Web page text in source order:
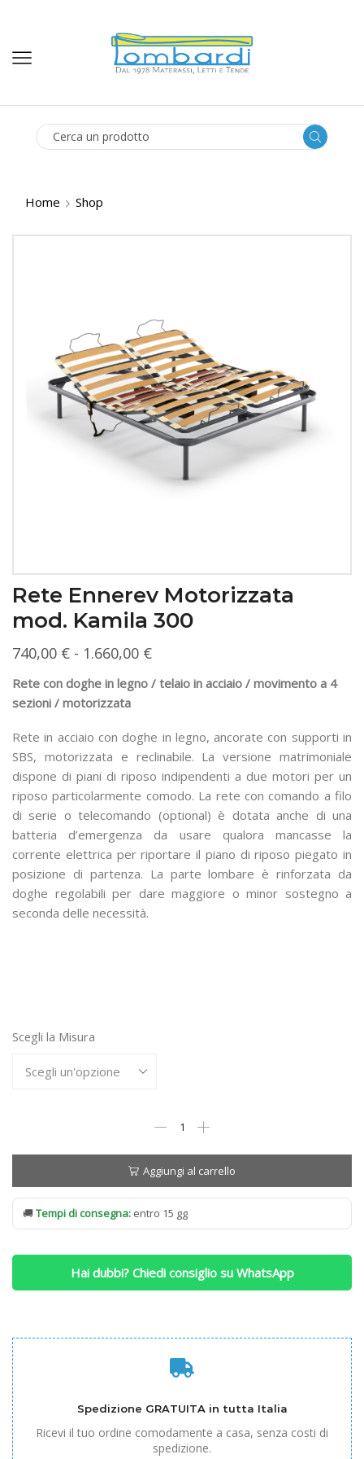
Home Shop
Rete Ennerev Motorizzata
mod. Kamila 300
740,00 € - 1.660,00 €Fascia
di
740,00 €
a
1.660,00 €
Rete con doghe in legno / telaio in acciaio / movimento a 4
sezioni / motorizzata
Rete in acciaio con doghe in legno, ancorate con supporti in
SBS, motorizzata e reclinabile. La versione matrimoniale
dispone di piani di riposo indipendenti a due motori per un
riposo particolarmente comodo. La rete con comando a filo
di serie o telecomando (optional) è dotata anche di una
batteria d’emergenza da usare qualora mancasse la
corrente elettrica per riportare il piano di riposo piegato in
posizione di partenza. La parte lombare è rinforzata da
doghe regolabili per dare maggiore o minor sostegno a
seconda delle necessità.
Scegli la Misura
Ennerev
Motorizzata
mod.
Kamila
quantità
Aggiungi al carrello
🚚Tempi di consegna: entro 15 gg
Hai dubbi? Chiedi consiglio su WhatsApp
Spedizione GRATUITA in tutta Italia
Ricevi il tuo ordine comodamente a casa, senza costi di
spedizione.